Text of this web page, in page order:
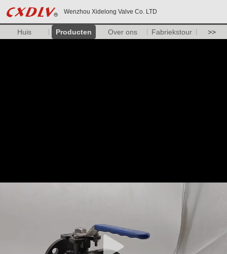
Wenzhou Xidelong Valve Co. LTD
Huis Producten Over ons Fabriekstour >>